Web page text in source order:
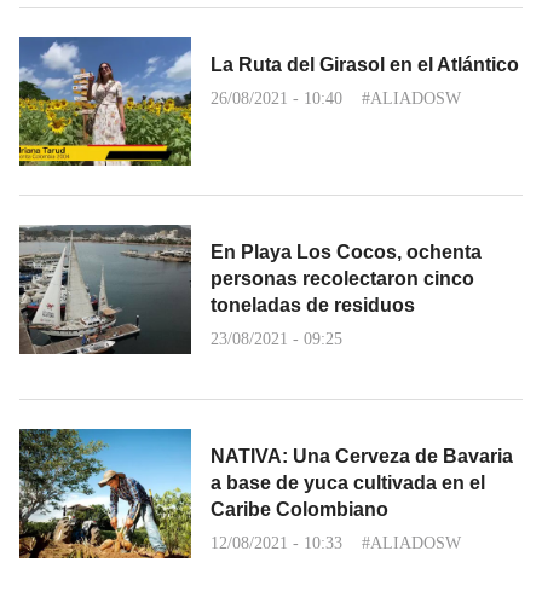
La Ruta del Girasol en el Atlántico
26/08/2021 - 10:40 #ALIADOSW
En Playa Los Cocos, ochenta
personas recolectaron cinco
toneladas de residuos
23/08/2021 - 09:25
NATIVA: Una Cerveza de Bavaria
a base de yuca cultivada en el
Caribe Colombiano
12/08/2021 - 10:33 #ALIADOSW